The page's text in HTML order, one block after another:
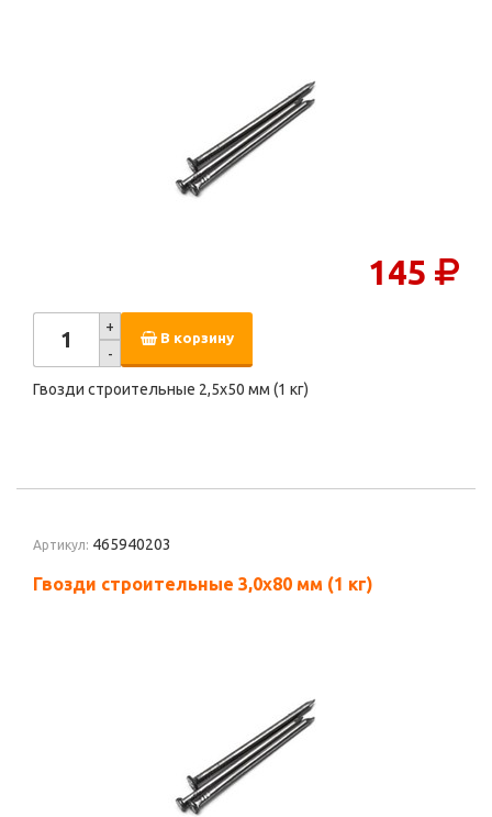
145
+
-
В корзину
Гвозди строительные 2,5х50 мм (1 кг)
Артикул: 465940203
Гвозди строительные 3,0х80 мм (1 кг)